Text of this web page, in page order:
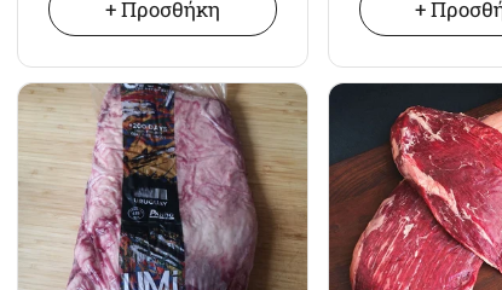
+ Προσθήκη +